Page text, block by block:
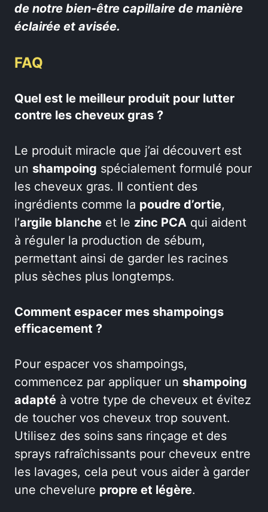
de notre bien-être capillaire de manière
éclairée et avisée.
FAQ
Quel est le meilleur produit pour lutter
contre les cheveux gras ?
Le produit miracle que j’ai découvert est
un shampoing spécialement formulé pour
les cheveux gras. Il contient des
ingrédients comme la poudre d’ortie,
l’argile blanche et le zinc PCA qui aident
à réguler la production de sébum,
permettant ainsi de garder les racines
plus sèches plus longtemps.
Comment espacer mes shampoings
efficacement ?
Pour espacer vos shampoings,
commencez par appliquer un shampoing
adapté à votre type de cheveux et évitez
de toucher vos cheveux trop souvent.
Utilisez des soins sans rinçage et des
sprays rafraîchissants pour cheveux entre
les lavages, cela peut vous aider à garder
une chevelure propre et légère.